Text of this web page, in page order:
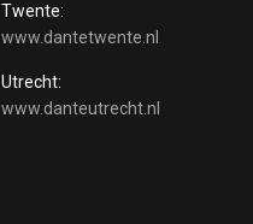
Twente:
www.dantetwente.nl
Utrecht:
www.danteutrecht.nl